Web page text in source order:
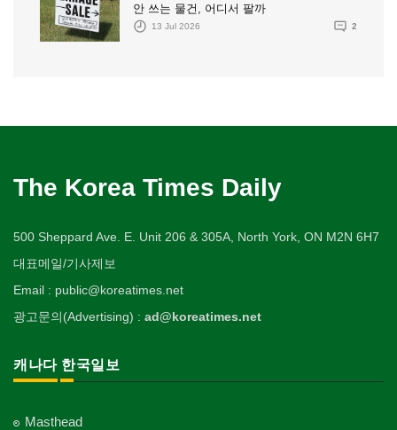
안 쓰는 물건, 어디서 팔까
13 Jul 2026 2
The Korea Times Daily
500 Sheppard Ave. E. Unit 206 & 305A, North York, ON M2N 6H7
대표메일/기사제보
Email : public@koreatimes.net
광고문의(Advertising) : ad@koreatimes.net
캐나다 한국일보
Masthead